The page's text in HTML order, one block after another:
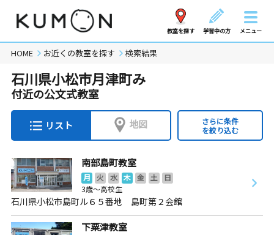
教室を探す 学習中の方 メニュー
HOME お近くの教室を探す 検索結果
石川県小松市月津町み
付近の公文式教室
リスト 地図
さらに条件
を絞り込む
南部島町教室
月 火 水 木 金 土
日
3歳～高校生
石川県小松市島町ル６５番地 島町第２会館
下粟津教室